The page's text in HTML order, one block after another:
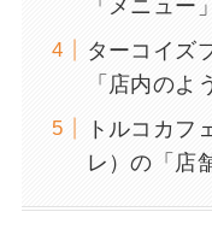
「メニュー
ターコイズ
「店内のよ
トルコカフ
レ）の「店